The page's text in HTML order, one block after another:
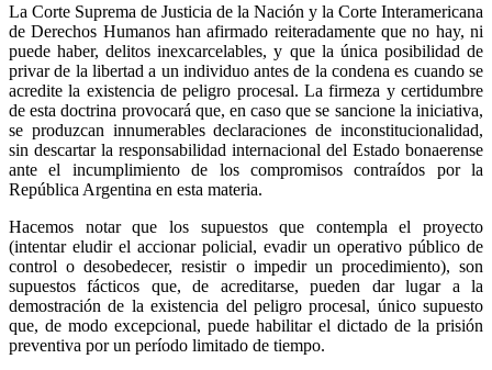
La Corte Suprema de Justicia de la Nación y la Corte Interamericana
de Derechos Humanos han afirmado reiteradamente que no hay, ni
puede haber, delitos inexcarcelables, y que la única posibilidad de
privar de la libertad a un individuo antes de la condena es cuando se
acredite la existencia de peligro procesal. La firmeza y certidumbre
de esta doctrina provocará que, en caso que se sancione la iniciativa,
se produzcan innumerables declaraciones de inconstitucionalidad,
sin descartar la responsabilidad internacional del Estado bonaerense
ante el incumplimiento de los compromisos contraídos por la
República Argentina en esta materia.
Hacemos notar que los supuestos que contempla el proyecto
(intentar eludir el accionar policial, evadir un operativo público de
control o desobedecer, resistir o impedir un procedimiento), son
supuestos fácticos que, de acreditarse, pueden dar lugar a la
demostración de la existencia del peligro procesal, único supuesto
que, de modo excepcional, puede habilitar el dictado de la prisión
preventiva por un período limitado de tiempo.